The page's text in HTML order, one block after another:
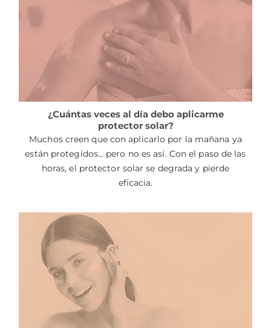
¿Cuántas veces al día debo aplicarme
protector solar?
Muchos creen que con aplicarlo por la mañana ya
están protegidos… pero no es así. Con el paso de las
horas, el protector solar se degrada y pierde
eficacia.